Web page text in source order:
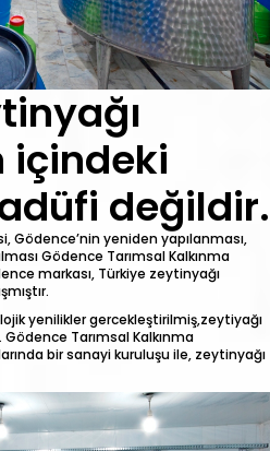
içindeki
değildir.
Gödence’nin yeniden yapılanması,
Gödence Tarımsal Kalkınma
markası, Türkiye zeytinyağı
yenilikler gercekleştirilmiş,zeytiyağı
Tarımsal Kalkınma
bir sanayi kuruluşu ile, zeytinyağı